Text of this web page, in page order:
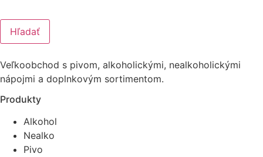
Hľadať
Veľkoobchod s pivom, alkoholickými, nealkoholickými
nápojmi a doplnkovým sortimentom.
Produkty
Alkohol
Nealko
Pivo